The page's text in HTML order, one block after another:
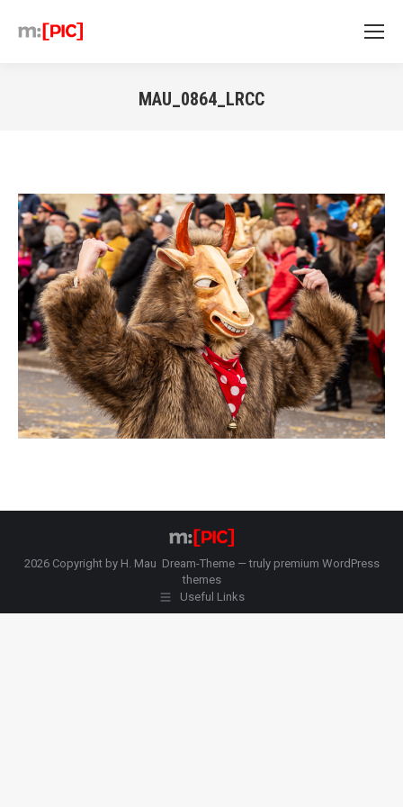
MAU_0864_LRCC
2026 Copyright by H. Mau Dream-Theme — truly premium WordPress
themes
Useful Links